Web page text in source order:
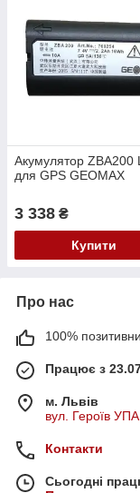
Акумулятор ZBA200
для GPS GEOMAX
3 338 ₴
Купити
Про нас
100%
Працює з
м. Львів
вул. Героїв
Контакти
Сьогодні